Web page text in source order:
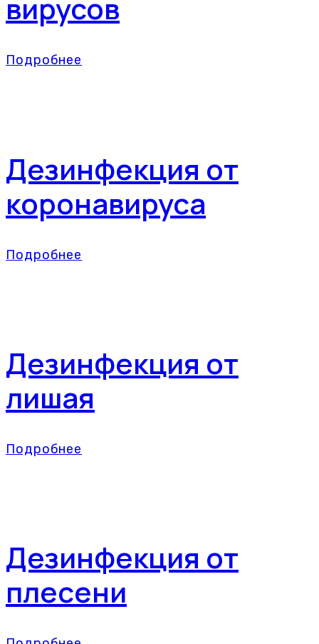
вирусов
Подробнее
Дезинфекция от
коронавируса
Подробнее
Дезинфекция от
лишая
Подробнее
Дезинфекция от
плесени